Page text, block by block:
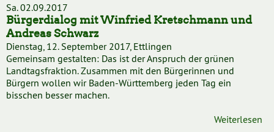
Sa. 02.09.2017
Bürgerdialog mit Winfried Kretschmann und
Andreas Schwarz
Dienstag, 12. September 2017, Ettlingen
Gemeinsam gestalten: Das ist der Anspruch der grünen
Landtagsfraktion. Zusammen mit den Bürgerinnen und
Bürgern wollen wir Baden-Württemberg jeden Tag ein
bisschen besser machen.
Weiterlesen